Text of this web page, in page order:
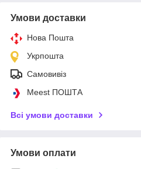
Умови доставки
Нова Пошта
Укрпошта
Самовивіз
Meest ПОШТА
Всі умови доставки
Умови оплати